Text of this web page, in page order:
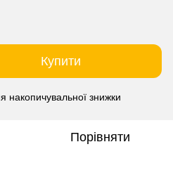
Купити
накопичувальної знижки
Порівняти